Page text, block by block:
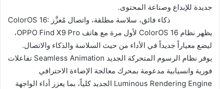
جديدة للإبداع وصناعة المحتوى.
ColorOS 16: ذكاء فائق، سلاسة مطلقة، واتصال مُعزَّز
يظهر نظام ColorOS 16 لأول مرة مع هاتف OPPO Find X9 Pro،
ليضع معياراً جديداً في الأداء من حيث السلاسة والذكاء والاتصال.
يوفر نظام الرسوم المتحركة الجديد Seamless Animation تفاعلات
فورية وانسيابية مدعومة بمحرك معالجة الإضاءة الاحترافي
Luminous Rendering Engine الجديد كلياً، بما يعزز أداء الواجهة